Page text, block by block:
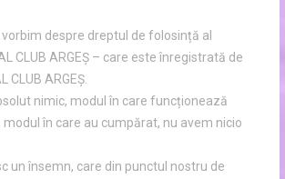
vorbim despre dreptul de folosință al
CLUB ARGEȘ – care este înregistrată de
CLUB ARGEȘ.
nimic, modul în care funcționează
modul în care au cumpărat, nu avem nicio
un însemn, care din punctul nostru de